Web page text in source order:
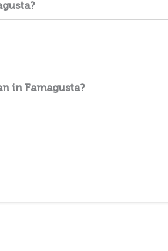
in Famagusta?